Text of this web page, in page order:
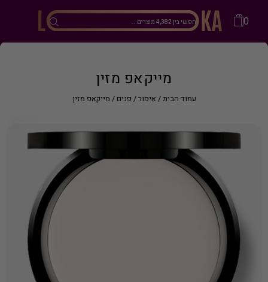
0
מייקאפ מזין
עמוד הבית/ איפור/ פנים / מייקאפ מזין